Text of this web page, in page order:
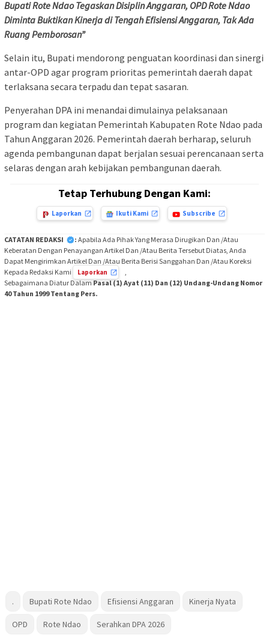
Bupati Rote Ndao Tegaskan Disiplin Anggaran, OPD Rote Ndao
Diminta Buktikan Kinerja di Tengah Efisiensi Anggaran, Tak Ada
Ruang Pemborosan”
Selain itu, Bupati mendorong penguatan koordinasi dan sinergi
antar-OPD agar program prioritas pemerintah daerah dapat
terlaksana secara terpadu dan tepat sasaran.
Penyerahan DPA ini menandai dimulainya pelaksanaan
program dan kegiatan Pemerintah Kabupaten Rote Ndao pada
Tahun Anggaran 2026. Pemerintah daerah berharap, seluruh
agenda pembangunan dapat berjalan sesuai perencanaan serta
selaras dengan arah kebijakan pembangunan daerah.
Tetap Terhubung Dengan Kami:
Laporkan Ikuti Kami Subscribe
CATATAN REDAKSI : Apabila Ada Pihak Yang Merasa Dirugikan Dan /Atau
Keberatan Dengan Penayangan Artikel Dan /Atau Berita Tersebut Diatas, Anda
Dapat Mengirimkan Artikel Dan /Atau Berita Berisi Sanggahan Dan /Atau Koreksi
Kepada Redaksi Kami
Laporkan
,
Sebagaimana Diatur DalamPasal (1) Ayat (11) Dan (12) Undang-Undang Nomor
40 Tahun 1999 Tentang Pers.
. Bupati Rote Ndao Efisiensi Anggaran Kinerja Nyata
OPD Rote Ndao Serahkan DPA 2026